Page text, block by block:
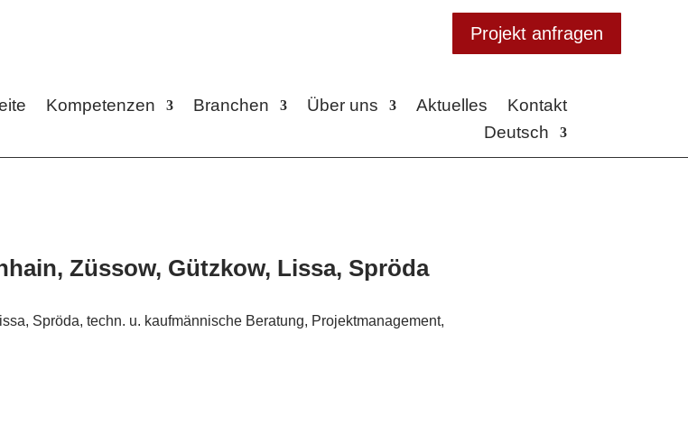
Projekt anfragen
Kompetenzen Branchen Über uns Aktuelles
Kontakt
Deutsch
Züssow, Gützkow, Lissa, Spröda
Spröda, techn. u. kaufmännische Beratung, Projektmanagement,